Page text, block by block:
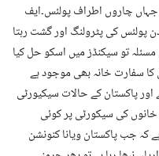
جہاں چاروں اطراف پولئس۔ایف
پولئس کی پٹرولنگ اور گشت رہتا
تو سیکنڈز میں اسکو حل کیا
کا سفارت خانہ بھی موجود ہے
پاکستان کے حالات سیکیورٹی
کی سیکورٹی پر کوئی
کہ جب پاکستان ویانا کنونشن